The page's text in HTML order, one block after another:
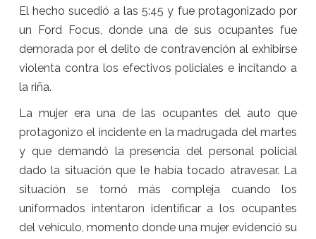
El hecho sucedió a las 5:45 y fue protagonizado por
un Ford Focus, donde una de sus ocupantes fue
demorada por el delito de contravención al exhibirse
violenta contra los efectivos policiales e incitando a
la riña.
La mujer era una de las ocupantes del auto que
protagonizo el incidente en la madrugada del martes
y que demandó la presencia del personal policial
dado la situación que le había tocado atravesar. La
situación se tornó más compleja cuando los
uniformados intentaron identificar a los ocupantes
del vehículo, momento donde una mujer evidenció su